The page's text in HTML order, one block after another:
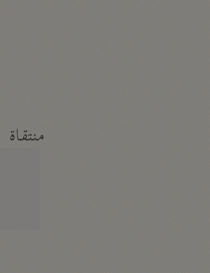
منتقاة